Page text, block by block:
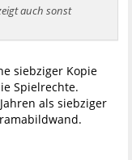
auch sonst
siebziger Kopie
Spielrechte.
als siebziger